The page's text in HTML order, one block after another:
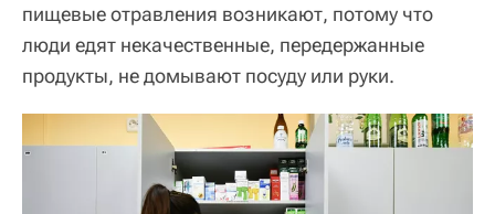
пищевые отравления возникают, потому что
люди едят некачественные, передержанные
продукты, не домывают посуду или руки.